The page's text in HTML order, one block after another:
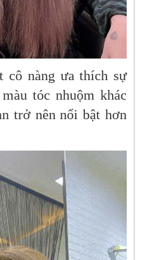
cô nàng ưa thích sự
tóc nhuộm khác
trở nên nổi bật hơn